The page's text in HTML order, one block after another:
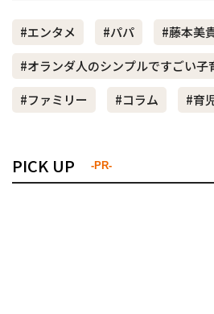
#エンタメ #パパ #藤本美
#オランダ人のシンプルですごい子
#ファミリー
#コラム #育
PICK UP -PR-